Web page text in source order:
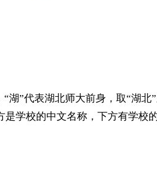
湖”代表湖北师大前身，取“湖北
学校的中文名称，下方有学校